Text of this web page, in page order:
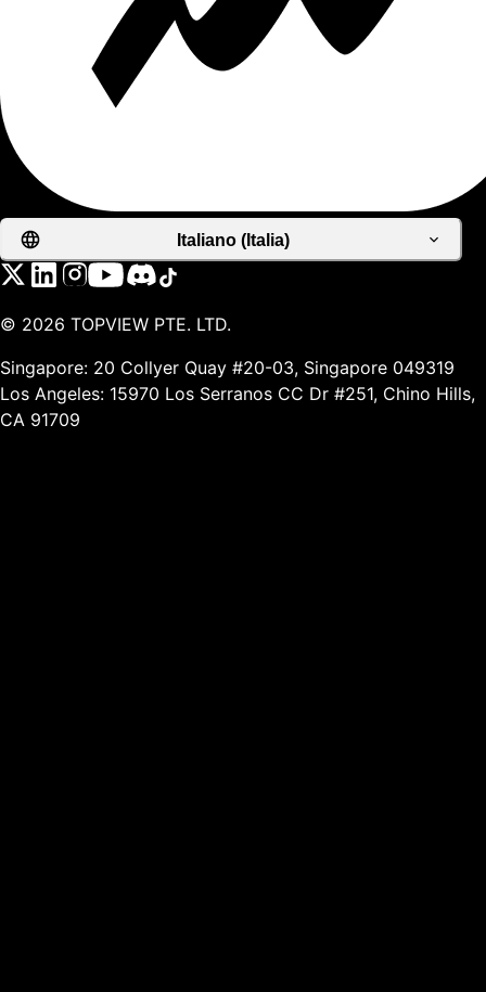
Italiano (Italia)
© 2026 TOPVIEW PTE. LTD.
Singapore: 20 Collyer Quay #20-03, Singapore 049319
Los Angeles: 15970 Los Serranos CC Dr #251, Chino Hills,
CA 91709